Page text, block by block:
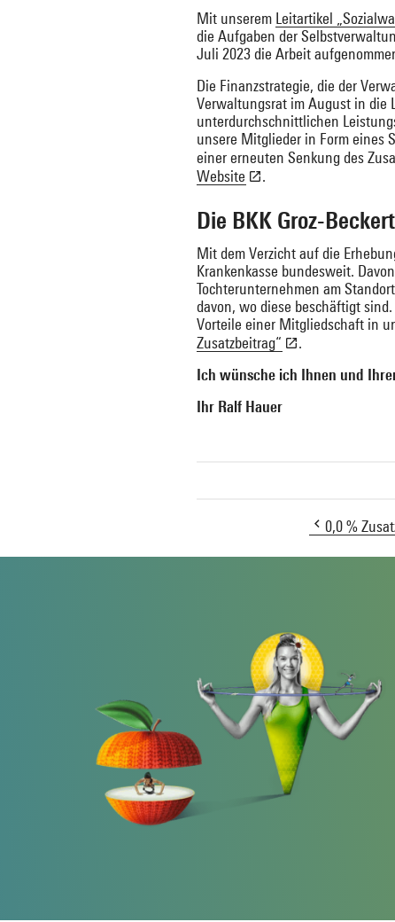
Mit unserem Leitartikel
die Aufgaben der
Juli 2023 die Arbeit
Die Finanzstrategie, die der
Verwaltungsrat im August in die
unterdurchschnittlichen
unsere Mitglieder in Form eines
einer erneuten Senkung des
Website
.
Die BKK Groz-
Mit dem Verzicht auf die
Krankenkasse bundesweit.
Tochterunternehmen am
davon, wo diese beschäftigt
Vorteile einer Mitgliedschaft in
Zusatzbeitrag“
.
Ich wünsche ich Ihnen und
Ihr Ralf Hauer
0,0 %